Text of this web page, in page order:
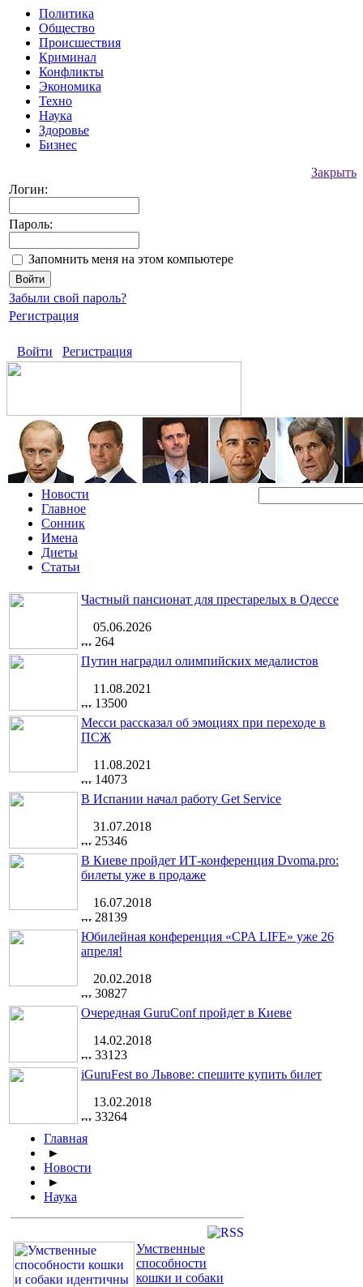
Политика
Общество
Происшествия
Криминал
Конфликты
Экономика
Техно
Наука
Здоровье
Бизнес
Закрыть
Логин:
Пароль:
Запомнить меня на этом компьютере
Забыли свой пароль?
Регистрация
Войти Регистрация
Новости
Главное
Сонник
Имена
Диеты
Статьи
Частный пансионат для престарелых в Одессе
05.06.2026
264
Путин наградил олимпийских медалистов
11.08.2021
13500
Месси рассказал об эмоциях при переходе в
ПСЖ
11.08.2021
14073
В Испании начал работу Get Service
31.07.2018
25346
В Киеве пройдет ИТ-конференция Dvoma.pro:
билеты уже в продаже
16.07.2018
28139
Юбилейная конференция «CPA LIFE» уже 26
апреля!
20.02.2018
30827
Очередная GuruConf пройдет в Киеве
14.02.2018
33123
iGuruFest во Львове: спешите купить билет
13.02.2018
33264
Главная
►
Новости
►
Наука
Умственные
способности
кошки и собаки